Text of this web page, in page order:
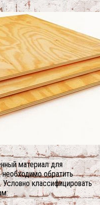
материал для
необходимо обратить
классифицировать